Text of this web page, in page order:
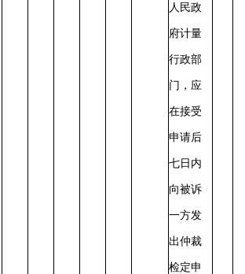
人民政
府计量
行政部
门，应
在接受
申请后
七日内
向被诉
一方发
出仲裁
检定申